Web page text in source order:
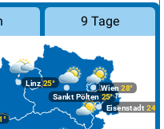
9 Tage
Linz25°
Wien 28°
Eisenstadt 24°
Sankt Pölten 25°